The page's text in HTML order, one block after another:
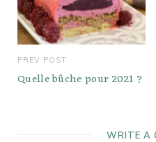
PREV POST
Quelle bûche pour 2021 ?
WRITE A